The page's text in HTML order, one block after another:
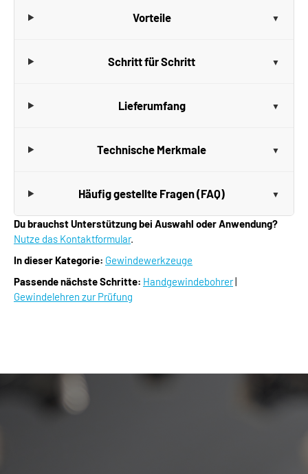
Vorteile
Schritt für Schritt
Lieferumfang
Technische Merkmale
Häufig gestellte Fragen (FAQ)
Du brauchst Unterstützung bei Auswahl oder Anwendung?
Nutze das Kontaktformular.
In dieser Kategorie: Gewindewerkzeuge
Passende nächste Schritte: Handgewindebohrer|
Gewindelehren zur Prüfung